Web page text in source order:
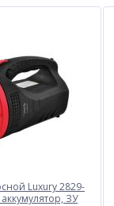
Luxury 2829-
аккумулятор, ЗУ